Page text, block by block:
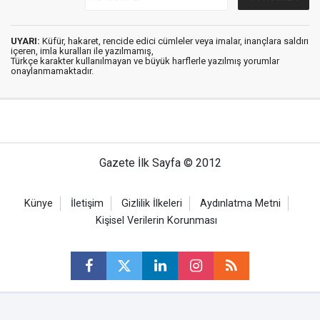
UYARI: Küfür, hakaret, rencide edici cümleler veya imalar, inançlara saldırı
içeren, imla kuralları ile yazılmamış,
Türkçe karakter kullanılmayan ve büyük harflerle yazılmış yorumlar
onaylanmamaktadır.
Gazete İlk Sayfa © 2012
Künye İletişim Gizlilik İlkeleri
Aydınlatma Metni
Kişisel Verilerin Korunması